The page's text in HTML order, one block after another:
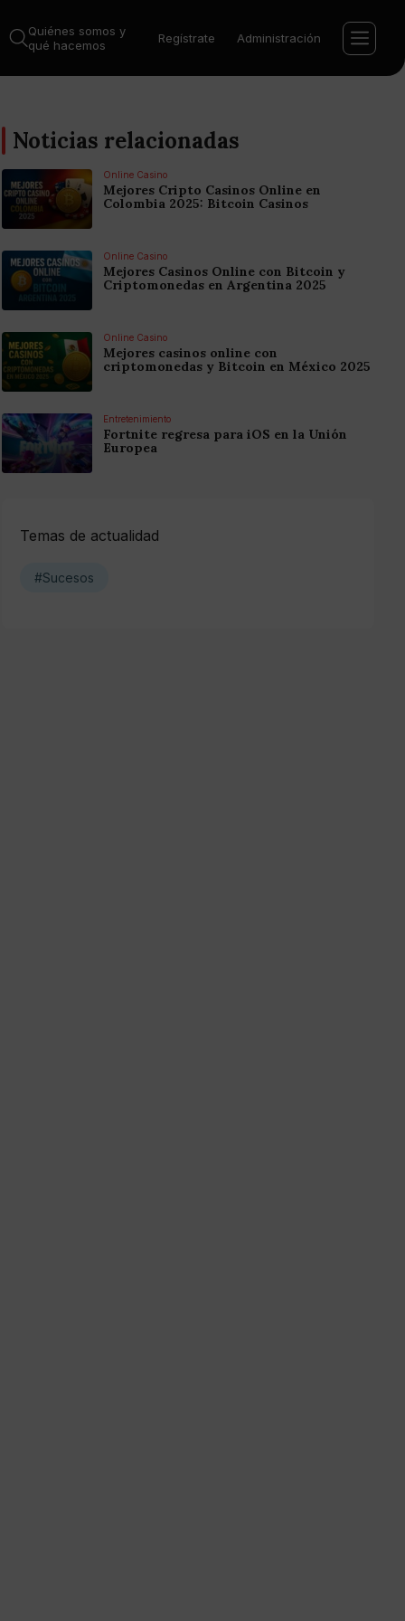
Quiénes somos y
qué hacemos
Regístrate Administración
Noticias relacionadas
Online Casino
Mejores Cripto Casinos Online en
Colombia 2025: Bitcoin Casinos
Online Casino
Mejores Casinos Online con Bitcoin y
Criptomonedas en Argentina 2025
Online Casino
Mejores casinos online con
criptomonedas y Bitcoin en México 2025
Entretenimiento
Fortnite regresa para iOS en la Unión
Europea
Temas de actualidad
#Sucesos